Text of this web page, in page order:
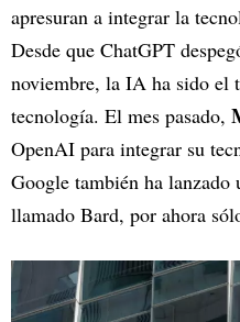
apresuran a integrar la
Desde que ChatGPT
noviembre, la IA ha sido el
tecnología. El mes pasado,
OpenAI para integrar su
Google también ha
llamado Bard, por ahora